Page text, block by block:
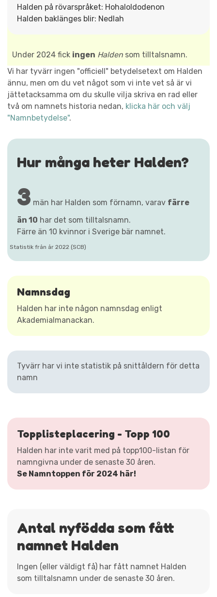
Halden på rövarspråket: Hohaloldodenon
Halden baklänges blir: Nedlah
Under 2024 fick ingen Halden som tilltalsnamn.
Vi har tyvärr ingen "officiell" betydelsetext om Halden
ännu, men om du vet något som vi inte vet så är vi
jättetacksamma om du skulle vilja skriva en rad eller
två om namnets historia nedan, klicka här och välj
"Namnbetydelse".
Hur många heter Halden?
3 män har Halden som förnamn, varav färre
än 10 har det som tilltalsnamn.
Färre än 10 kvinnor i Sverige bär namnet.
Statistik från år 2022 (SCB)
Namnsdag
Halden har inte någon namnsdag enligt
Akademialmanackan.
Tyvärr har vi inte statistik på snittåldern för detta
namn
Topplisteplacering - Topp 100
Halden har inte varit med på topp100-listan för
namngivna under de senaste 30 åren.
Se Namntoppen för 2024 här!
Antal nyfödda som fått
namnet Halden
Ingen (eller väldigt få) har fått namnet Halden
som tilltalsnamn under de senaste 30 åren.